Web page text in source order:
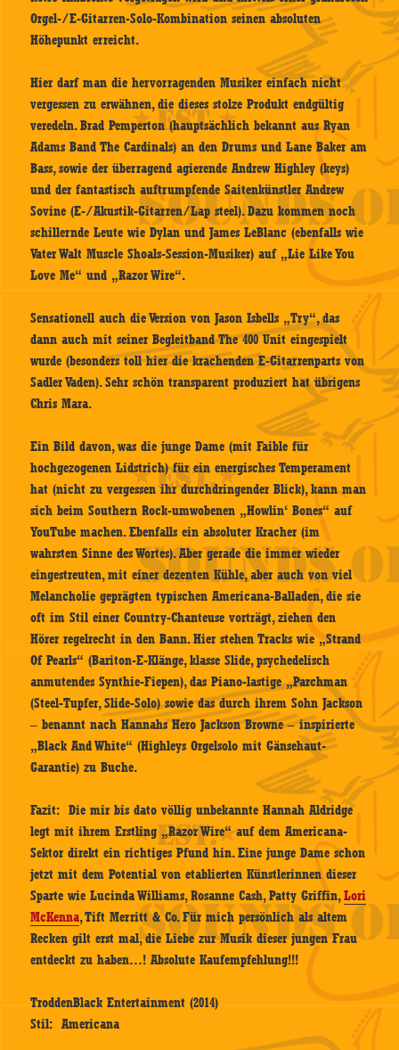
Orgel-/E-Gitarren-Solo-Kombination seinen absoluten
Höhepunkt erreicht.
Hier darf man die hervorragenden Musiker einfach nicht
vergessen zu erwähnen, die dieses stolze Produkt endgültig
veredeln. Brad Pemperton (hauptsächlich bekannt aus Ryan
Adams Band The Cardinals) an den Drums und Lane Baker am
Bass, sowie der überragend agierende Andrew Highley (keys)
und der fantastisch auftrumpfende Saitenkünstler Andrew
Sovine (E-/Akustik-Gitarren/Lap steel). Dazu kommen noch
schillernde Leute wie Dylan und James LeBlanc (ebenfalls wie
Vater Walt Muscle Shoals-Session-Musiker) auf „Lie Like You
Love Me“ und „Razor Wire“.
Sensationell auch die Version von Jason Isbells „Try“, das
dann auch mit seiner Begleitband The 400 Unit eingespielt
wurde (besonders toll hier die krachenden E-Gitarrenparts von
Sadler Vaden). Sehr schön transparent produziert hat übrigens
Chris Mara.
Ein Bild davon, was die junge Dame (mit Faible für
hochgezogenen Lidstrich) für ein energisches Temperament
hat (nicht zu vergessen ihr durchdringender Blick), kann man
sich beim Southern Rock-umwobenen „Howlin‘ Bones“ auf
YouTube machen. Ebenfalls ein absoluter Kracher (im
wahrsten Sinne des Wortes). Aber gerade die immer wieder
eingestreuten, mit einer dezenten Kühle, aber auch von viel
Melancholie geprägten typischen Americana-Balladen, die sie
oft im Stil einer Country-Chanteuse vorträgt, ziehen den
Hörer regelrecht in den Bann. Hier stehen Tracks wie „Strand
Of Pearls“ (Bariton-E-Klänge, klasse Slide, psychedelisch
anmutendes Synthie-Fiepen), das Piano-lastige „Parchman
(Steel-Tupfer, Slide-Solo) sowie das durch ihrem Sohn Jackson
– benannt nach Hannahs Hero Jackson Browne – inspirierte
„Black And White“ (Highleys Orgelsolo mit Gänsehaut-
Garantie) zu Buche.
Fazit: Die mir bis dato völlig unbekannte Hannah Aldridge
legt mit ihrem Erstling „Razor Wire“ auf dem Americana-
Sektor direkt ein richtiges Pfund hin. Eine junge Dame schon
jetzt mit dem Potential von etablierten Künstlerinnen dieser
Sparte wie Lucinda Williams, Rosanne Cash, Patty Griffin,Lori
McKenna, Tift Merritt & Co. Für mich persönlich als altem
Recken gilt erst mal, die Liebe zur Musik dieser jungen Frau
entdeckt zu haben…! Absolute Kaufempfehlung!!!
TroddenBlack Entertainment (2014)
Stil: Americana